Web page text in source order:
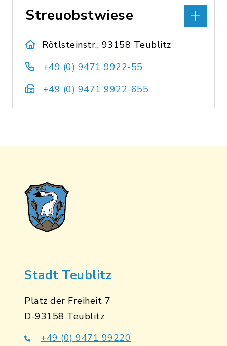
Streuobstwiese
Rötlsteinstr., 93158 Teublitz
+49 (0) 9471 9922-55
+49 (0) 9471 9922-655
Stadt Teublitz
Platz der Freiheit 7
D-93158 Teublitz
+49 (0) 9471 99220